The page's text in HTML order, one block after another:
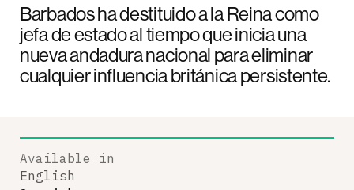
Barbados ha destituido a la Reina como
jefa de estado al tiempo que inicia una
nueva andadura nacional para eliminar
cualquier influencia británica persistente.
Available in
English